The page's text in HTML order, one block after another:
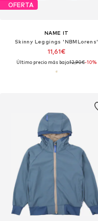
OFERTA
NAME IT
Skinny Leggings 'NBMLorens'
11,61€
Último precio más bajo:12,90€-10%